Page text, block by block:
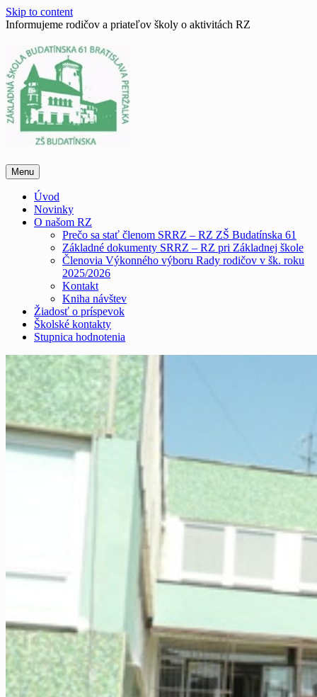
Skip to content
Informujeme rodičov a priateľov školy o aktivitách RZ
Menu
Úvod
Novinky
O našom RZ
Prečo sa stať členom SRRZ – RZ ZŠ Budatínska 61
Základné dokumenty SRRZ – RZ pri Základnej škole
Členovia Výkonného výboru Rady rodičov v šk. roku
2025/2026
Kontakt
Kniha návštev
Žiadosť o príspevok
Školské kontakty
Stupnica hodnotenia